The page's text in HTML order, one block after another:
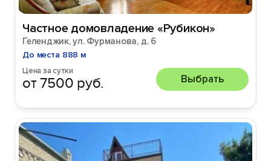
Частное домовладение «Рубикон»
Геленджик, ул. Фурманова, д. 6
До места 888 м
Цена за сутки
от 7500 руб. Выбрать